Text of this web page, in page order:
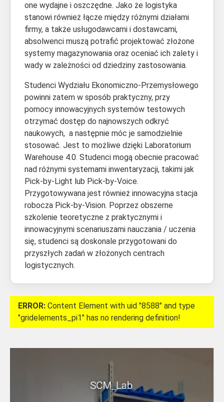
one wydajne i oszczędne. Jako że logistyka
stanowi również łącze między różnymi działami
firmy, a także usługodawcami i dostawcami,
absolwenci muszą potrafić projektować złożone
systemy magazynowania oraz oceniać ich zalety i
wady w zależności od dziedziny zastosowania.
Studenci Wydziału Ekonomiczno-Przemysłowego
powinni zatem w sposób praktyczny, przy
pomocy innowacyjnych systemów testowych
otrzymać dostęp do najnowszych odkryć
naukowych, a następnie móc je samodzielnie
stosować. Jest to możliwe dzięki Laboratorium
Warehouse 4.0. Studenci mogą obecnie pracować
nad różnymi systemami inwentaryzacji, takimi jak
Pick-by-Light lub Pick-by-Voice.
Przygotowywana jest również innowacyjna stacja
robocza Pick-by-Vision. Poprzez obszerne
szkolenie teoretyczne z praktycznymi i
innowacyjnymi scenariuszami nauczania / uczenia
się, studenci są doskonale przygotowani do
przyszłych zadań w złożonych centrach
logistycznych.
ERROR: Content Element with uid "8588" and type
"gridelements_pi1" has no rendering definition!